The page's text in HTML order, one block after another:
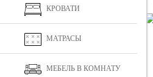
КРОВАТИ
МАТРАСЫ
МЕБЕЛЬ В КОМНАТУ